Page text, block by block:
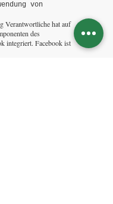
von
Verantwortliche hat auf
des
integriert. Facebook ist